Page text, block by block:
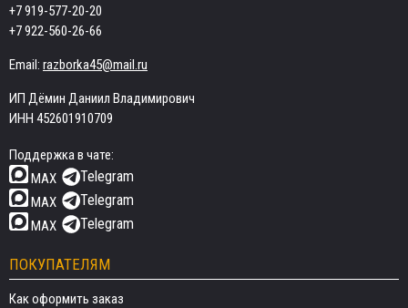
+7 919-577-20-20
+7 922-560-26-66
Email: razborka45@mail.ru
ИП Дёмин Даниил Владимирович
ИНН 452601910709
Поддержка в чате:
MAX
Telegram
MAX Telegram
MAX Telegram
ПОКУПАТЕЛЯМ
Как оформить заказ